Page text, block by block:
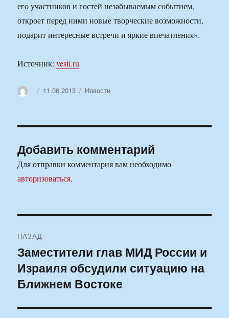
его участников и гостей незабываемым событием,
откроет перед ними новые творческие возможности,
подарит интересные встречи и яркие впечатления».
Источник:vesti.ru
АвторОпубликовано
11.06.2013 Рубрики
Новости
Добавить комментарий
Для отправки комментария вам необходимо
авторизоваться.
по
записям
НАЗАД
Предыдущая
запись:
Заместители глав МИД России и
Израиля обсудили ситуацию на
Ближнем Востоке